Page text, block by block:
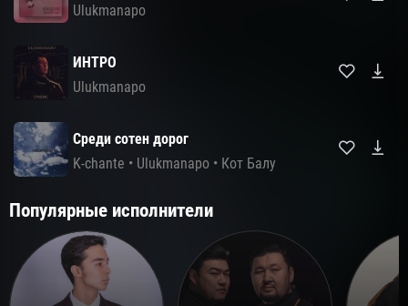
Ulukmanapo
ИНТРО
Ulukmanapo
Среди сотен дорог
K-chante • Ulukmanapo • Кот Балу
Популярные исполнители